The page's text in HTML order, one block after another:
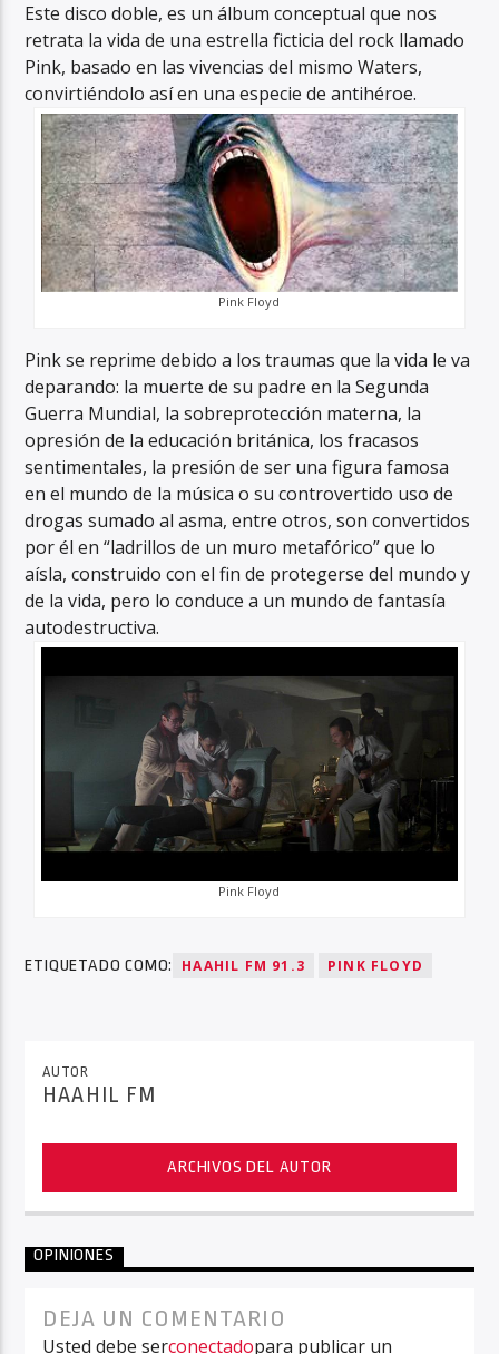
Este disco doble, es un álbum conceptual que nos
retrata la vida de una estrella ficticia del rock llamado
Pink, basado en las vivencias del mismo Waters,
convirtiéndolo así en una especie de antihéroe.
Pink Floyd
Pink se reprime debido a los traumas que la vida le va
deparando: la muerte de su padre en la Segunda
Guerra Mundial, la sobreprotección materna, la
opresión de la educación británica, los fracasos
sentimentales, la presión de ser una figura famosa
en el mundo de la música o su controvertido uso de
drogas sumado al asma, entre otros, son convertidos
por él en “ladrillos de un muro metafórico” que lo
aísla, construido con el fin de protegerse del mundo y
de la vida, pero lo conduce a un mundo de fantasía
autodestructiva.
Pink Floyd
ETIQUETADO COMO: HAAHIL FM 91.3 PINK FLOYD
AUTOR
HAAHIL FM
ARCHIVOS DEL AUTOR
OPINIONES
DEJA UN COMENTARIO
Usted debe serconectadopara publicar un